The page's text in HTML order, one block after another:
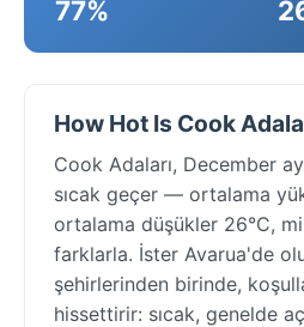
77%
How Hot Is Cook
Cook Adaları, December
sıcak geçer — ortalama
ortalama düşükler 26°C,
farklarla. İster Avarua'de
şehirlerinden birinde,
hissettirir: sıcak, genelde